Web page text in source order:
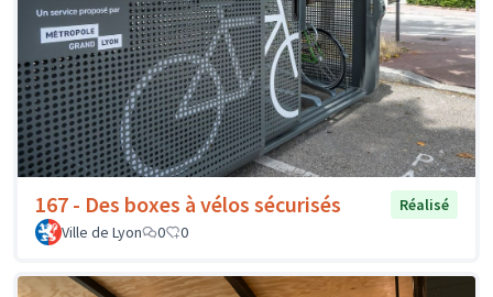
167 - Des boxes à vélos sécurisés
Réalisé
Ville de Lyon
0 0